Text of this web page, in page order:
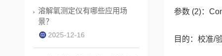
参数 (2)：
目的：校准/
溶解氧测定仪有哪些应用场
景？
2025-12-16